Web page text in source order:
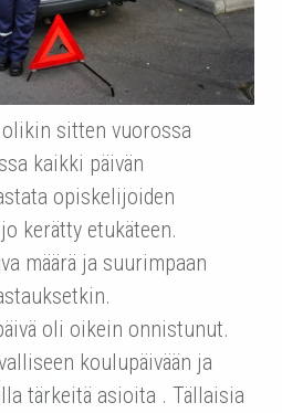
olikin sitten vuorossa
kaikki päivän
opiskelijoiden
kerätty etukäteen.
määrä ja suurimpaan
oli oikein onnistunut.
koulupäivään ja
tärkeitä asioita . Tällaisia